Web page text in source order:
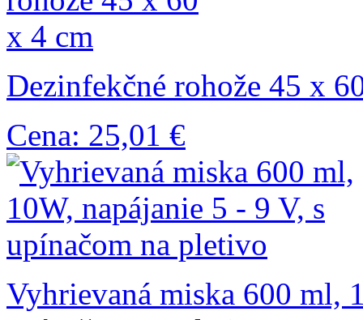
Dezinfekčné rohože 45 x
Cena: 25,01 €
Vyhrievaná miska 600 ml,